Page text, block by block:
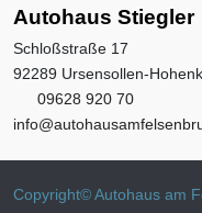
Autohaus Stiegler
Schloßstraße 17
92289 Ursensollen-
09628 920 70
Copyright© Autohaus am